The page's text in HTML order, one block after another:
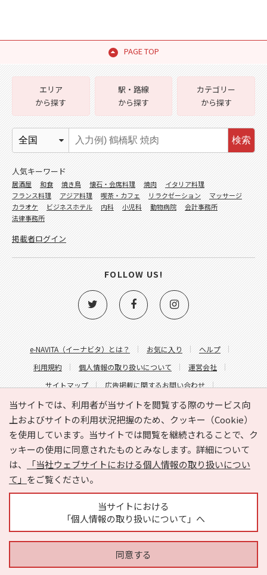
PAGE TOP
当サイトでは、利用者が当サイトを閲覧する際のサービス向
上およびサイトの利用状況把握のため、クッキー（Cookie）
を使用しています。当サイトでは閲覧を継続されることで、ク
ッキーの使用に同意されたものとみなします。詳細について
は、
「当社ウェブサイトにおける個人情報の取り扱いについ
て」 をご覧ください。
当サイトにおける
「個人情報の取り扱いについて」へ
同意する
e-NAVITA（イーナビタ）とは？ お気に入り
ヘルプ
利用規約
個人情報の取り扱いについて
運営会社
サイトマップ
広告掲載に関するお問い合わせ
サイトの内容に関するお問い合わせ
エリア
から探す
駅・路線
から探す
カテゴリー
から探す
検索
人気キーワード
居酒屋 和食 焼き鳥 懐石・会席料理 焼肉
イタリア料理
フランス料理
アジア料理 喫茶・カフェ リラクゼーション
マッサージ
カラオケ
ビジネスホテル 内科 小児科 動物病院
会計事務所
法律事務所
掲載者ログイン
FOLLOW US!
Copyright © HYOJITO.Co.,Ltd. All Rights Reserved.